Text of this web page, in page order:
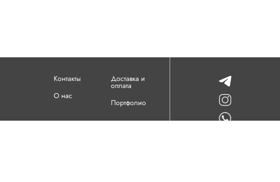
Контакты
О нас
Доставка и
оплата
Портфолио